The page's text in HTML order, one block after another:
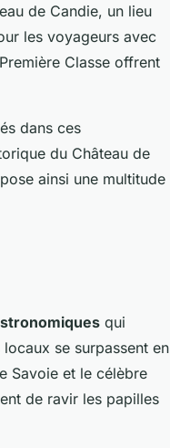
de Candie, un lieu
les voyageurs avec
Classe offrent
dans ces
du Château de
ainsi une multitude
qui
se surpassent en
Savoie et le célèbre
de ravir les papilles